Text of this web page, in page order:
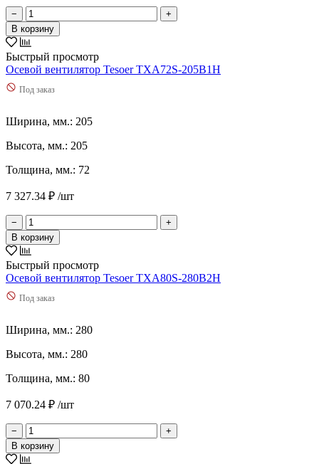
−
+
В корзину
Быстрый просмотр
Осевой вентилятор Tesoer TXA72S-205B1H
Под заказ
Ширина, мм.: 205
Высота, мм.: 205
Толщина, мм.: 72
7 327.34 ₽ /шт
−
+
В корзину
Быстрый просмотр
Осевой вентилятор Tesoer TXA80S-280B2H
Под заказ
Ширина, мм.: 280
Высота, мм.: 280
Толщина, мм.: 80
7 070.24 ₽ /шт
−
+
В корзину